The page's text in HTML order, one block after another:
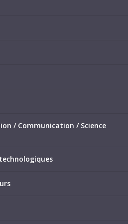
/ Communication / Science